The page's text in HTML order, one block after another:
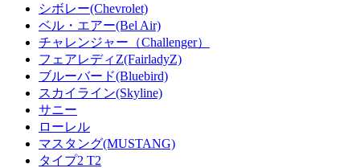
シボレー(Chevrolet)
ベル・エアー(Bel Air)
チャレンジャー（Challenger）
フェアレディZ(FairladyZ)
ブルーバード(Bluebird)
スカイライン(Skyline)
サニー
ローレル
マスタング(MUSTANG)
タイプ2 T2